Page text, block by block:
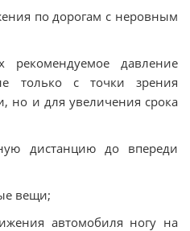
по дорогам с неровным
давление
только с точки зрения
но и для увеличения срока
дистанцию до впереди
вещи;
автомобиля ногу на